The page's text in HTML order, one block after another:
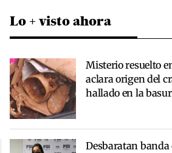
Lo + visto ahora
Misterio resuelto
aclara origen del
hallado en la
Desbaratan